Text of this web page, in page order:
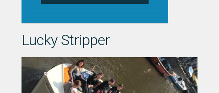
Lucky Stripper